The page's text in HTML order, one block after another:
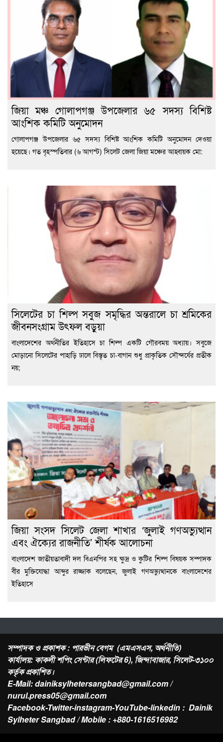
জিয়া মঞ্চ গোলাপগঞ্জ উপজেলার ৬৫ সদস্য বিশিষ্ট
আংশিক কমিটি অনুমোদন
গোলাপগঞ্জ উপজেলার ৬৫ সদস্য বিশিষ্ট আংশিক কমিটি অনুমোদন দেওয়া
হয়েছে। গত বৃহস্পতিবার (৬ আগস্ট) সিলেট জেলা জিয়া মঞ্চের আহ্বায়ক মো:
সিলেটের চা শিল্প সবুজ সমৃদ্ধির অন্তরালে চা শ্রমিকের
জীবনসংগ্রাম উৎফল বড়ুয়া
বাংলাদেশের অর্থনীতির ইতিহাসে চা শিল্প একটি গৌরবময় অধ্যায়। সবুজে
মোড়ানো সিলেটের পাহাড়ি ঢালে বিস্তৃত চা-বাগান শুধু প্রাকৃতিক সৌন্দর্যের প্রতীক
নয়;
জিয়া সংসদ সিলেট জেলা শাখার ‘জুলাই গণঅভ্যুত্থান
এবং ঐক্যের রাজনীতি’ শীর্ষক আলোচনা
বাংলাদেশ জাতীয়তাবাদী দল বিএনপির সহ ক্ষুদ্র ও কুটির শিল্প বিষয়ক সম্পাদক
বীর মুক্তিযোদ্ধা আব্দুর রাজ্জাক বলেছেন, জুলাই গণঅভ্যুত্থানকে বাংলাদেশের
ইতিহাসে
সম্পাদক ও প্রকাশক : পারভীন বেগম (এমএসএস, অর্থনীতি)
কার্যালয়: কাকলী শপিং সেন্টার (লিফটের 6), জিন্দাবাজার, সিলেট-৩১০০
কর্তৃক প্রকাশিত।
E-Mail: dainiksylhetersangbad@gmail.com /
nurul.press05@gmail.com
Facebook-Twitter-instagram-YouTube-linkedin : Dainik
Sylheter Sangbad / Mobile : +880-1616516982